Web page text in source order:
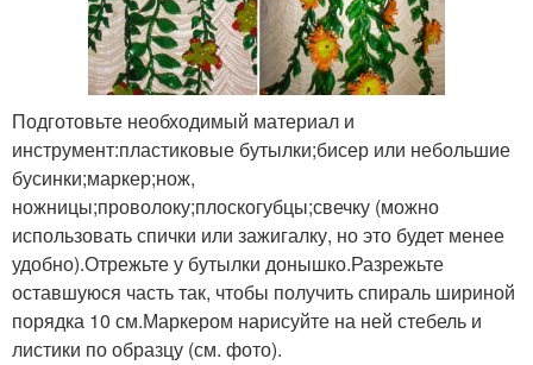
Подготовьте необходимый материал и
инструмент:пластиковые бутылки;бисер или небольшие
бусинки;маркер;нож,
ножницы;проволоку;плоскогубцы;свечку (можно
использовать спички или зажигалку, но это будет менее
удобно).Отрежьте у бутылки донышко.Разрежьте
оставшуюся часть так, чтобы получить спираль шириной
порядка 10 см.Маркером нарисуйте на ней стебель и
листики по образцу (см. фото).